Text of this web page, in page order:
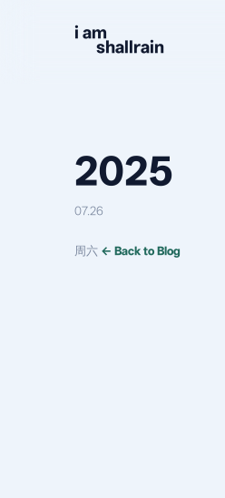
i am
shallrain
2025
07.26
周六 ← Back to Blog